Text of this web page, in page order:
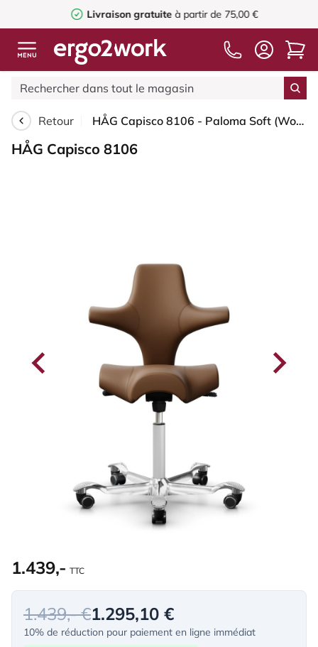
Livraison gratuiteà partir de 75,00 €
Retour HÅG Capisco 8106 - Paloma Soft (Wollsdorf) - Cuir semi-aniline - PL05429 Cognac - Blanc - 265 mm (hauteur d’assise 53–79 cm) - Roues dures pour sols souples
HÅG Capisco 8106
1.439,- TTC
1.439,- €1.295,10 €
10% de réduction pour paiement en ligne immédiat